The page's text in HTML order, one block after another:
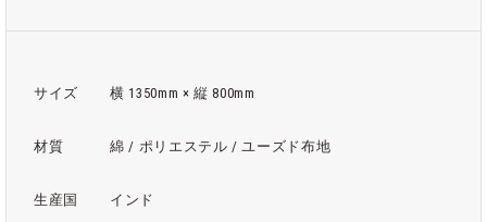
サイズ 横 1350mm × 縦 800mm
材質 綿 / ポリエステル / ユーズド布地
生産国 インド